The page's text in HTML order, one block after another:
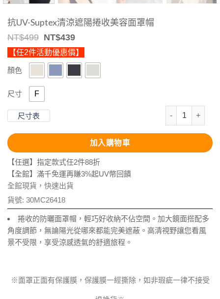
抗UV-Suptex清涼遮陽捲收美容面罩帽
NT$499 Original
price
was:
NT$499.
NT$439Current
price
is:
NT$439.
【任2件活動優惠價】
顏色
尺寸 F
尺寸表
抗UV-Suptex
加入購物車
【任選】指定款式任2件88折
【全館】滿千免運再賺3%起UV幣回饋
全館現貨，快速出貨
貨號: 30MC26418
捲收的防曬面罩帽，輕巧好收納不佔空間。加大鏡面搭配多
角度調節，無論陽光從哪來都能完美遮蔽。高清視野讓您看風
景不受限，享受涼感透氣的舒適旅程。
※面罩正面有保護膜，保護膜一經撕除，如非瑕疵一律不接受